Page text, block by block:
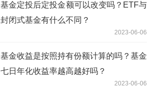
基金定投后定投金额可以改变吗？ETF与
封闭式基金有什么不同？
2023-06-06
基金收益是按照持有份额计算的吗？基金
七日年化收益率越高越好吗？
2023-06-06